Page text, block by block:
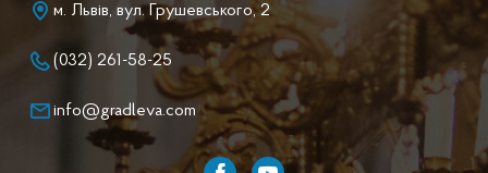
м. Львів, вул. Грушевського, 2
(032) 261-58-25
info@gradleva.com